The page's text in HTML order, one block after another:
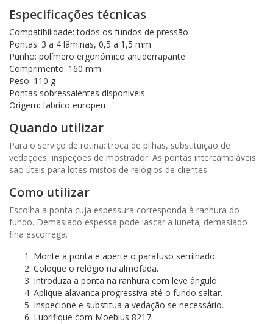
Especificações técnicas
Compatibilidade: todos os fundos de pressão
Pontas: 3 a 4 lâminas, 0,5 a 1,5 mm
Punho: polímero ergonómico antiderrapante
Comprimento: 160 mm
Peso: 110 g
Pontas sobressalentes disponíveis
Origem: fabrico europeu
Quando utilizar
Para o serviço de rotina: troca de pilhas, substituição de
vedações, inspeções de mostrador. As pontas intercambiáveis
são úteis para lotes mistos de relógios de clientes.
Como utilizar
Escolha a ponta cuja espessura corresponda à ranhura do
fundo. Demasiado espessa pode lascar a luneta; demasiado
fina escorrega.
Monte a ponta e aperte o parafuso serrilhado.
Coloque o relógio na almofada.
Introduza a ponta na ranhura com leve ângulo.
Aplique alavanca progressiva até o fundo saltar.
Inspecione e substitua a vedação se necessário.
Lubrifique com Moebius 8217.